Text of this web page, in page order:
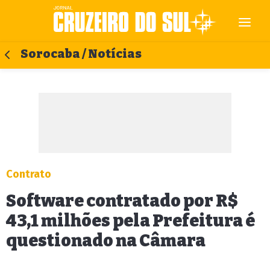
Sorocaba / Notícias
Contrato
Software contratado por R$
43,1 milhões pela Prefeitura é
questionado na Câmara